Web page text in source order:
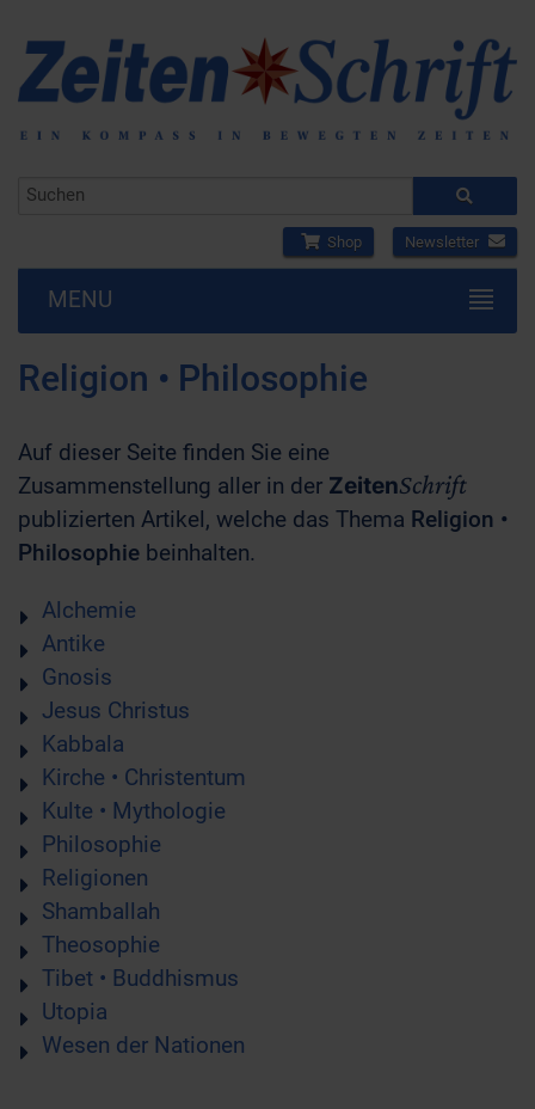
Shop Newsletter
MENU
Religion • Philosophie
Auf dieser Seite finden Sie eine
Zusammenstellung aller in der ZeitenSchrift
publizierten Artikel, welche das Thema Religion •
Philosophie beinhalten.
Alchemie
Antike
Gnosis
Jesus Christus
Kabbala
Kirche • Christentum
Kulte • Mythologie
Philosophie
Religionen
Shamballah
Theosophie
Tibet • Buddhismus
Utopia
Wesen der Nationen